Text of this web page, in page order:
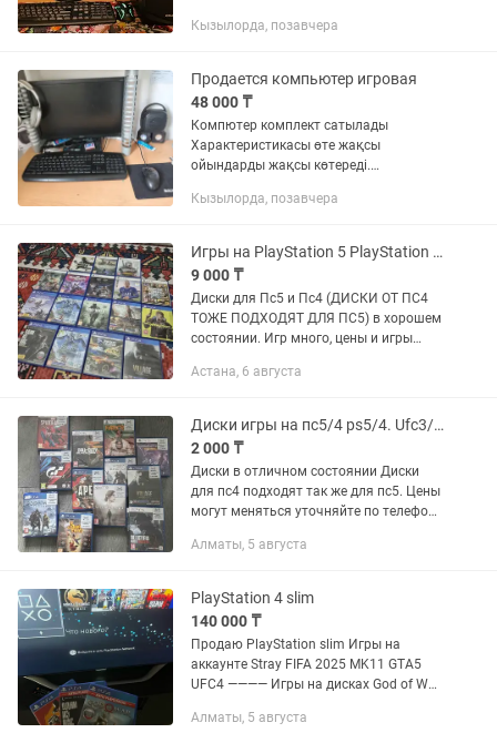
Кызылорда, позавчера
Продается компьютер игровая
48 000 ₸
Компютер комплект сатылады
Характеристикасы өте жақсы
ойындарды жақсы көтереді.
Gb Ойындарымен Gta 5,Call of duty 2,
Кызылорда, позавчера
Игры на PlayStation 5 PlayStation 4 Диски Gta5 Призрак Цусимы Фифа
9 000 ₸
Диски для Пс5 и Пс4 (ДИСКИ ОТ ПС4
ТОЖЕ ПОДХОДЯТ ДЛЯ ПС5) в хорошем
состоянии. Игр много, цены и игры
русский язык, оригинальные и с
Астана, 6 августа
Диски игры на пс5/4 ps5/4. Ufc3/4 fc fifa 21/20/23 gta5 mk
2 000 ₸
Диски в отличном состоянии Диски
для пс4 подходят так же для пс5. Цены
могут меняться уточняйте по телефону
новые и бу Есть обмен Есть так же док
Алматы, 5 августа
PlayStation 4 slim
140 000 ₸
Продаю PlayStation slim Игры на
аккаунте Stray FIFA 2025 MK11 GTA5
UFC4 ———— Игры на дисках God of War
———— В комплекте отдам два
Алматы, 5 августа